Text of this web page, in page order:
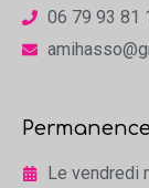
06 79 93 81
Le vendredi